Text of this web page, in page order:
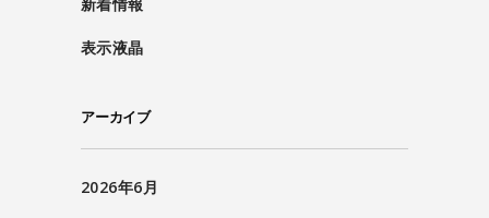
表示液晶
アーカイブ
2026年6月